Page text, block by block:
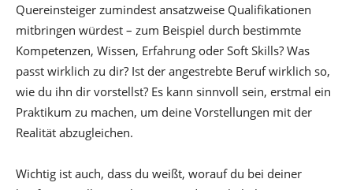
Quereinsteiger zumindest ansatzweise Qualifikationen
mitbringen würdest – zum Beispiel durch bestimmte
Kompetenzen, Wissen, Erfahrung oder Soft Skills? Was
passt wirklich zu dir? Ist der angestrebte Beruf wirklich so,
wie du ihn dir vorstellst? Es kann sinnvoll sein, erstmal ein
Praktikum zu machen, um deine Vorstellungen mit der
Realität abzugleichen.
Wichtig ist auch, dass du weißt, worauf du bei deiner